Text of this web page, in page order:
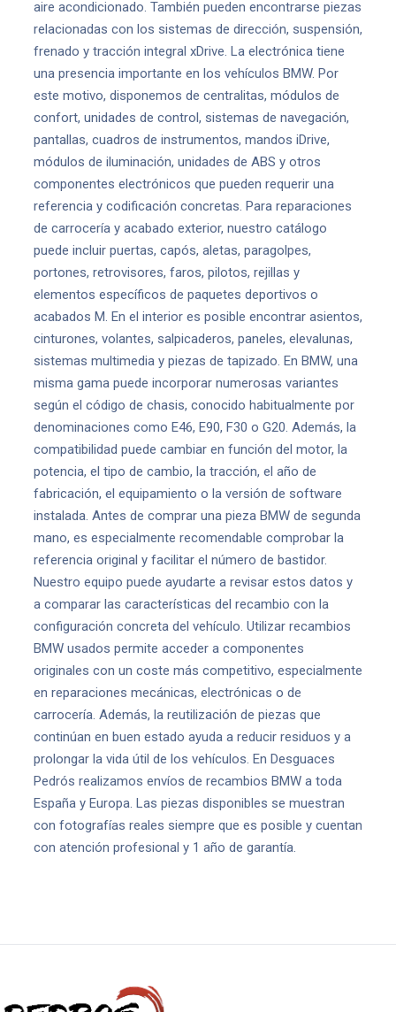
aire acondicionado. También pueden encontrarse piezas
relacionadas con los sistemas de dirección, suspensión,
frenado y tracción integral xDrive. La electrónica tiene
una presencia importante en los vehículos BMW. Por
este motivo, disponemos de centralitas, módulos de
confort, unidades de control, sistemas de navegación,
pantallas, cuadros de instrumentos, mandos iDrive,
módulos de iluminación, unidades de ABS y otros
componentes electrónicos que pueden requerir una
referencia y codificación concretas. Para reparaciones
de carrocería y acabado exterior, nuestro catálogo
puede incluir puertas, capós, aletas, paragolpes,
portones, retrovisores, faros, pilotos, rejillas y
elementos específicos de paquetes deportivos o
acabados M. En el interior es posible encontrar asientos,
cinturones, volantes, salpicaderos, paneles, elevalunas,
sistemas multimedia y piezas de tapizado. En BMW, una
misma gama puede incorporar numerosas variantes
según el código de chasis, conocido habitualmente por
denominaciones como E46, E90, F30 o G20. Además, la
compatibilidad puede cambiar en función del motor, la
potencia, el tipo de cambio, la tracción, el año de
fabricación, el equipamiento o la versión de software
instalada. Antes de comprar una pieza BMW de segunda
mano, es especialmente recomendable comprobar la
referencia original y facilitar el número de bastidor.
Nuestro equipo puede ayudarte a revisar estos datos y
a comparar las características del recambio con la
configuración concreta del vehículo. Utilizar recambios
BMW usados permite acceder a componentes
originales con un coste más competitivo, especialmente
en reparaciones mecánicas, electrónicas o de
carrocería. Además, la reutilización de piezas que
continúan en buen estado ayuda a reducir residuos y a
prolongar la vida útil de los vehículos. En Desguaces
Pedrós realizamos envíos de recambios BMW a toda
España y Europa. Las piezas disponibles se muestran
con fotografías reales siempre que es posible y cuentan
con atención profesional y 1 año de garantía.